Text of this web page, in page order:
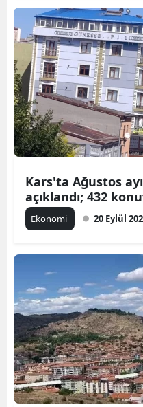
Kars'ta Ağustos
açıklandı; 432
Ekonomi 20 Eylül